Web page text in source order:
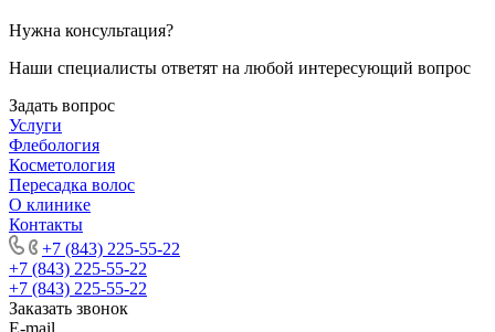
Нужна консультация?
Наши специалисты ответят на любой интересующий вопрос
Задать вопрос
Услуги
Флебология
Косметология
Пересадка волос
О клинике
Контакты
+7 (843) 225-55-22
+7 (843) 225-55-22
+7 (843) 225-55-22
Заказать звонок
E-mail